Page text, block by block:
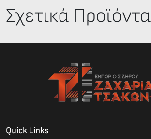
Σχετικά Προϊόντα
Quick Links